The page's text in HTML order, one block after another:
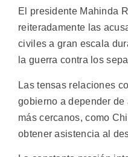
El presidente Mahinda
reiteradamente las
civiles a gran escala
la guerra contra los
Las tensas relaciones
gobierno a depender
más cercanos, como
obtener asistencia al